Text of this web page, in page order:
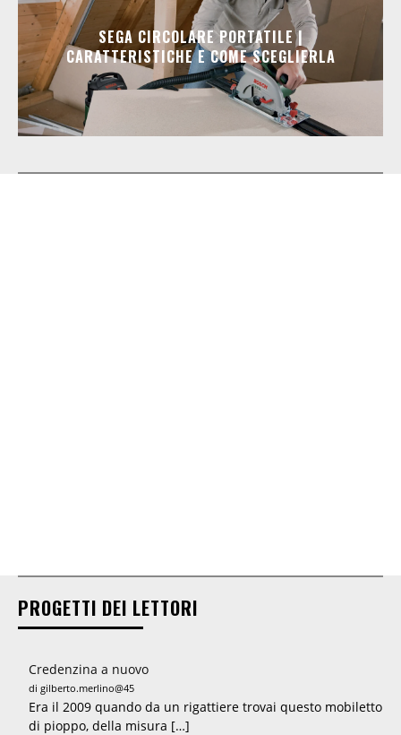
SEGA CIRCOLARE PORTATILE |
CARATTERISTICHE E COME SCEGLIERLA
PROGETTI DEI LETTORI
Credenzina a nuovo
di gilberto.merlino@45
Era il 2009 quando da un rigattiere trovai questo mobiletto
di pioppo, della misura […]